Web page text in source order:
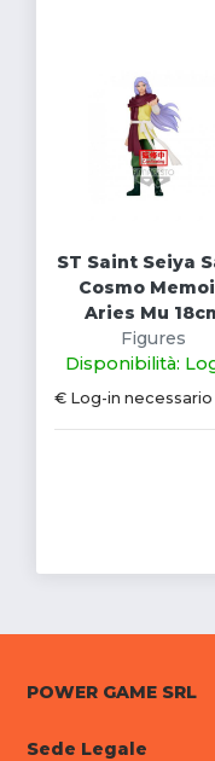
ST Saint Seiya
Cosmo
Aries Mu
Figures
Disponibilità:
€ Log-in necessario
POWER GAME SRL
Sede Legale